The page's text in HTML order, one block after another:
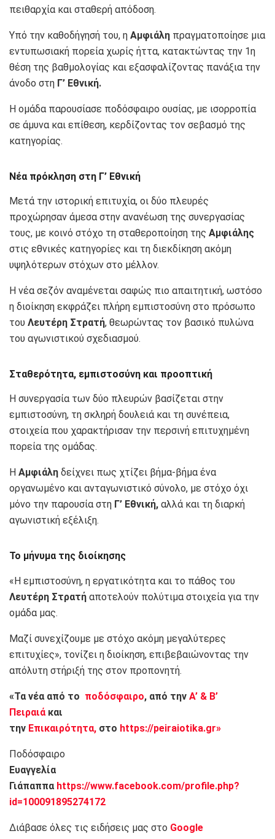
πειθαρχία και σταθερή απόδοση.
Υπό την καθοδήγησή του, η Αμφιάλη πραγματοποίησε μια
εντυπωσιακή πορεία χωρίς ήττα, κατακτώντας την 1η
θέση της βαθμολογίας και εξασφαλίζοντας πανάξια την
άνοδο στη Γ’ Εθνική.
Η ομάδα παρουσίασε ποδόσφαιρο ουσίας, με ισορροπία
σε άμυνα και επίθεση, κερδίζοντας τον σεβασμό της
κατηγορίας.
Νέα πρόκληση στη Γ’ Εθνική
Μετά την ιστορική επιτυχία, οι δύο πλευρές
προχώρησαν άμεσα στην ανανέωση της συνεργασίας
τους, με κοινό στόχο τη σταθεροποίηση της Αμφιάλης
στις εθνικές κατηγορίες και τη διεκδίκηση ακόμη
υψηλότερων στόχων στο μέλλον.
Η νέα σεζόν αναμένεται σαφώς πιο απαιτητική, ωστόσο
η διοίκηση εκφράζει πλήρη εμπιστοσύνη στο πρόσωπο
του Λευτέρη Στρατή, θεωρώντας τον βασικό πυλώνα
του αγωνιστικού σχεδιασμού.
Σταθερότητα, εμπιστοσύνη και προοπτική
Η συνεργασία των δύο πλευρών βασίζεται στην
εμπιστοσύνη, τη σκληρή δουλειά και τη συνέπεια,
στοιχεία που χαρακτήρισαν την περσινή επιτυχημένη
πορεία της ομάδας.
Η Αμφιάλη δείχνει πως χτίζει βήμα-βήμα ένα
οργανωμένο και ανταγωνιστικό σύνολο, με στόχο όχι
μόνο την παρουσία στη Γ’ Εθνική, αλλά και τη διαρκή
αγωνιστική εξέλιξη.
Το μήνυμα της διοίκησης
«Η εμπιστοσύνη, η εργατικότητα και το πάθος του
Λευτέρη Στρατή αποτελούν πολύτιμα στοιχεία για την
ομάδα μας.
Μαζί συνεχίζουμε με στόχο ακόμη μεγαλύτερες
επιτυχίες», τονίζει η διοίκηση, επιβεβαιώνοντας την
απόλυτη στήριξή της στον προπονητή.
«Τα νέα από το ποδόσφαιρο, από την Α’ & Β’
Πειραιά και
την Επικαιρότητα, στο https://peiraiotika.gr»
Ποδόσφαιρο
Ευαγγελία
Γιάπαππα https://www.facebook.com/profile.php?
id=100091895274172
Διάβασε όλες τις ειδήσεις μας στο Google